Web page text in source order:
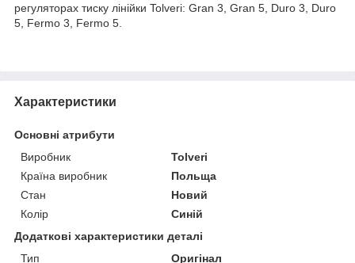
регуляторах тиску лінійки Tolveri: Gran 3, Gran 5, Duro 3, Duro
5, Fermo 3, Fermo 5.
Характеристики
Основні атрибути
Виробник
Tolveri
Країна виробник
Польща
Стан
Новий
Колір
Синій
Додаткові характеристики деталі
Тип
Оригінал